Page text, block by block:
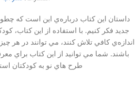
داستان اين كتاب درباره‌ي اين است كه
جديد فكر كنيم. با استفاده از اين كتاب،
اندازه‌ي كافي تلاش كنند، مي توانند در هر
باشند. شما مي ‌توانيد از اين كتاب براي
طرح هاي نو به كودكتان